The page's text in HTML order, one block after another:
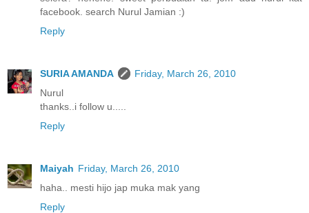
facebook. search Nurul Jamian :)
Reply
SURIA AMANDA
Friday, March 26, 2010
Nurul
thanks..i follow u.....
Reply
Maiyah Friday, March 26, 2010
haha.. mesti hijo jap muka mak yang
Reply